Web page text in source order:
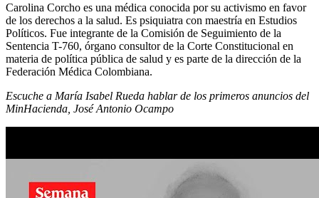
Carolina Corcho es una médica conocida por su activismo en favor
de los derechos a la salud. Es psiquiatra con maestría en Estudios
Políticos. Fue integrante de la Comisión de Seguimiento de la
Sentencia T-760, órgano consultor de la Corte Constitucional en
materia de política pública de salud y es parte de la dirección de la
Federación Médica Colombiana.
Escuche a María Isabel Rueda hablar de los primeros anuncios del
MinHacienda, José Antonio Ocampo